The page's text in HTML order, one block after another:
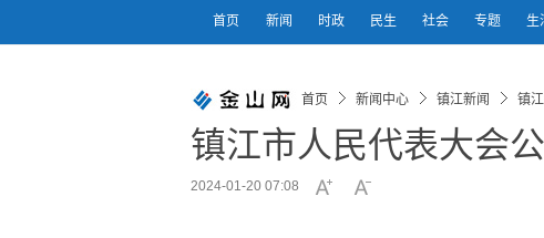
首页 新闻 时政 民生 社会 专题 生
首页 新闻中心 镇江新闻 镇
镇江市人民代表大会
2024-01-20 07:08